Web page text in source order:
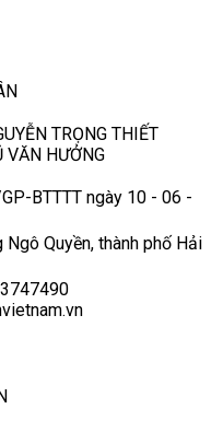
TRỌNG THIẾT
VĂN HƯỞNG
BTTTT ngày 10 - 06 -
Quyền, thành phố Hải